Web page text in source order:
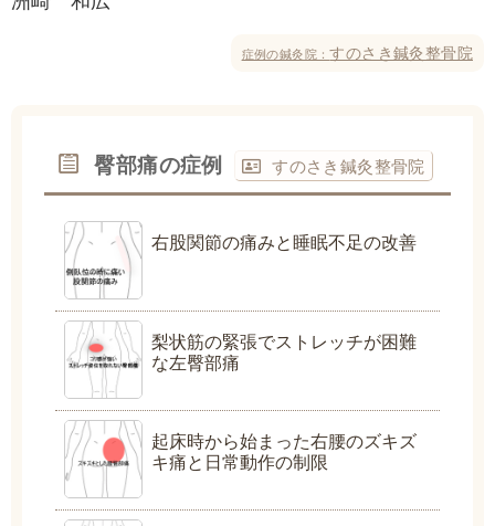
症例の鍼灸院：すのさき鍼灸整骨院
臀部痛の症例 すのさき鍼灸整骨院
右股関節の痛みと睡眠不足の改善
梨状筋の緊張でストレッチが困難
な左臀部痛
起床時から始まった右腰のズキズ
キ痛と日常動作の制限